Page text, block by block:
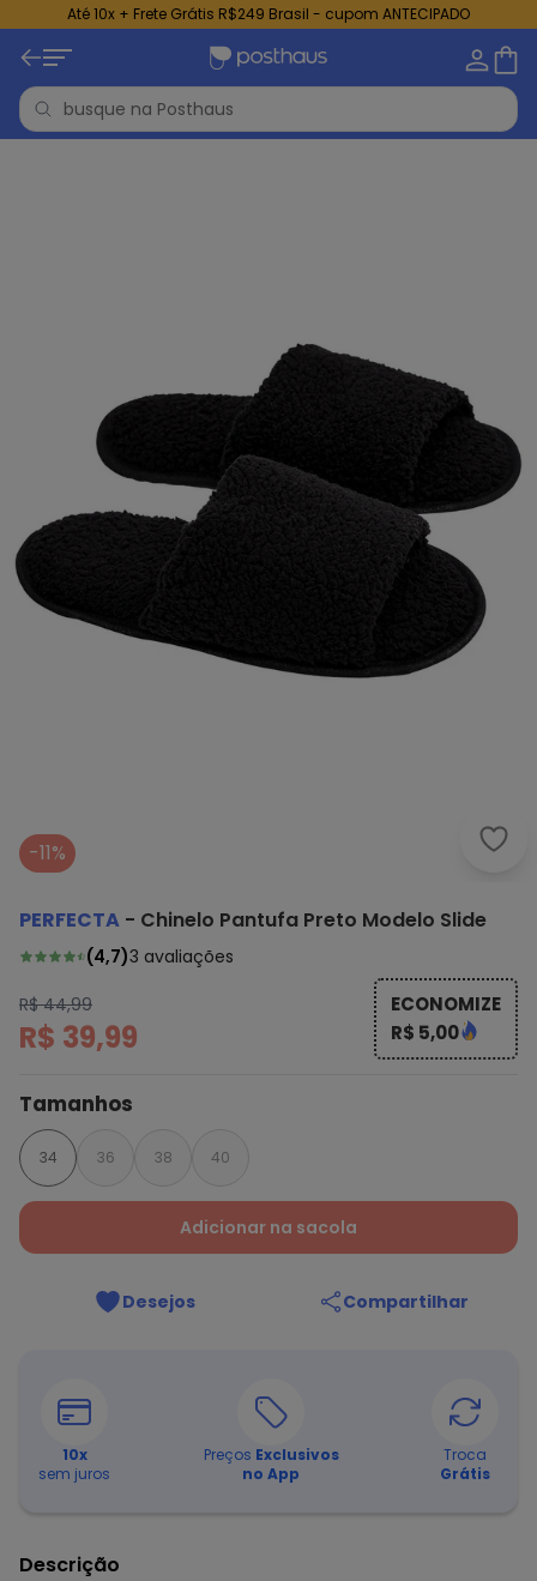
Até 10x + Frete Grátis R$249 Brasil - cupom ANTECIPADO
-11%
PERFECTA - Chinelo Pantufa Preto Modelo Slide
(4,7)3 avaliações
R$ 44,99
R$ 39,99
ECONOMIZE
R$ 5,00
Tamanhos
34 36 38 40
Adicionar na sacola
Desejos Compartilhar
10x
sem juros
Preços Exclusivos
no App
Troca
Grátis
Descrição